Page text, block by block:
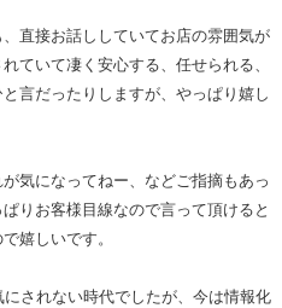
直接お話ししていてお店の雰囲気が
ていて凄く安心する、任せられる、
言だったりしますが、やっぱり嬉し
気になってねー、などご指摘もあっ
りお客様目線なので言って頂けると
嬉しいです。
されない時代でしたが、今は情報化